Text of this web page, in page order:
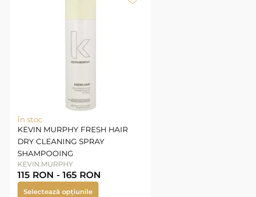
În stoc
KEVIN MURPHY FRESH HAIR
DRY CLEANING SPRAY
SHAMPOOING
KEVIN.MURPHY
115 RON - 165 RON
Selectează opțiunile